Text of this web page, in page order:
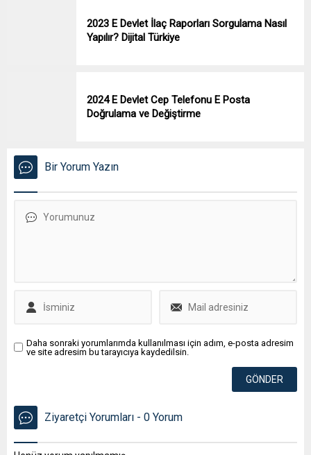
2023 E Devlet İlaç Raporları Sorgulama Nasıl
Yapılır? Dijital Türkiye
2024 E Devlet Cep Telefonu E Posta
Doğrulama ve Değiştirme
Bir Yorum Yazın
Daha sonraki yorumlarımda kullanılması için adım, e-posta adresim
ve site adresim bu tarayıcıya kaydedilsin.
Ziyaretçi Yorumları - 0 Yorum